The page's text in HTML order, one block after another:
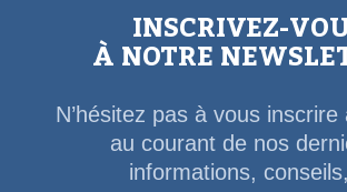
INSCRIVEZ-
À NOTRE
N’hésitez pas à vous inscrire
au courant de nos
informations,